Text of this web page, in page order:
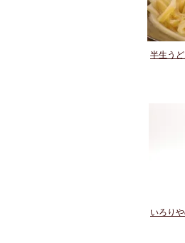
半生う
いろり